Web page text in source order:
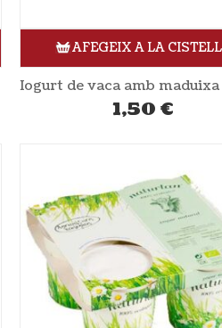
AFEGEIX A LA
1,50 €